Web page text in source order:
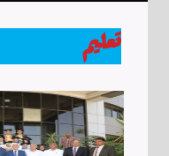
تعليم